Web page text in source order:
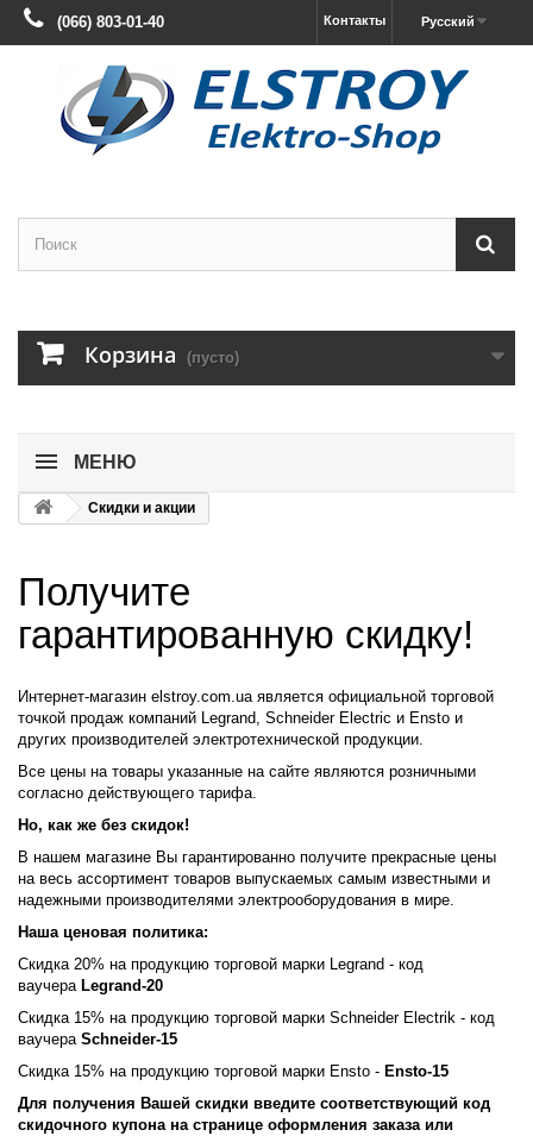
Русский
Контакты
(066) 803-01-40
Корзина (пусто)
МЕНЮ
Скидки и акции
Получите
гарантированную скидку!
Интернет-магазин elstroy.com.ua является официальной торговой
точкой продаж компаний Legrand, Schneider Electric и Ensto и
других производителей электротехнической продукции.
Все цены на товары указанные на сайте являются розничными
согласно действующего тарифа.
Но, как же без скидок!
В нашем магазине Вы гарантированно получите прекрасные цены
на весь ассортимент товаров выпускаемых самым известными и
надежными производителями электрооборудования в мире.
Наша ценовая политика:
Скидка 20% на продукцию торговой марки Legrand - код
ваучера Legrand-20
Скидка 15% на продукцию торговой марки Schneider Electrik - код
ваучера Schneider-15
Скидка 15% на продукцию торговой марки Ensto - Ensto-15
Для получения Вашей скидки введите соответствующий код
скидочного купона на странице оформления заказа или